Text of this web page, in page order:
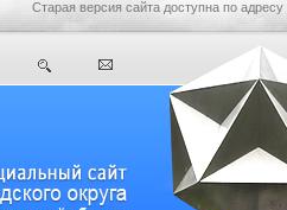
Старая версия сайта доступна по адресу